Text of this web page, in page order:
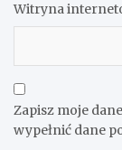
Witryna
Zapisz moje
wypełnić dane